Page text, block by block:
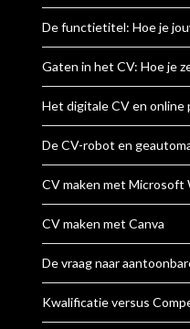
De functietitel: Hoe je
Gaten in het CV: Hoe je
Het digitale CV en online
De CV-robot en
CV maken met Microsoft
CV maken met Canva
De vraag naar
Kwalificatie versus